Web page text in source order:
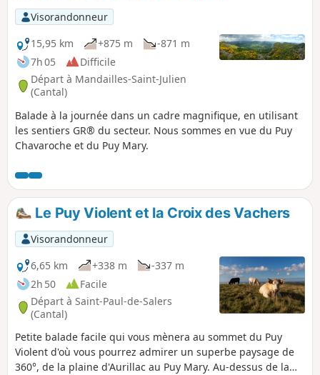
Visorandonneur
15,95 km
+875 m
-871 m
7h 05
Difficile
Départ à Mandailles-Saint-Julien
(Cantal)
Balade à la journée dans un cadre magnifique, en utilisant
les sentiers GR® du secteur. Nous sommes en vue du Puy
Chavaroche et du Puy Mary.
Le Puy Violent et la Croix des Vachers
Visorandonneur
6,65 km
+338 m
-337 m
2h 50
Facile
Départ à Saint-Paul-de-Salers
(Cantal)
Petite balade facile qui vous mènera au sommet du Puy
Violent d'où vous pourrez admirer un superbe paysage de
360°, de la plaine d'Aurillac au Puy Mary. Au-dessus de la